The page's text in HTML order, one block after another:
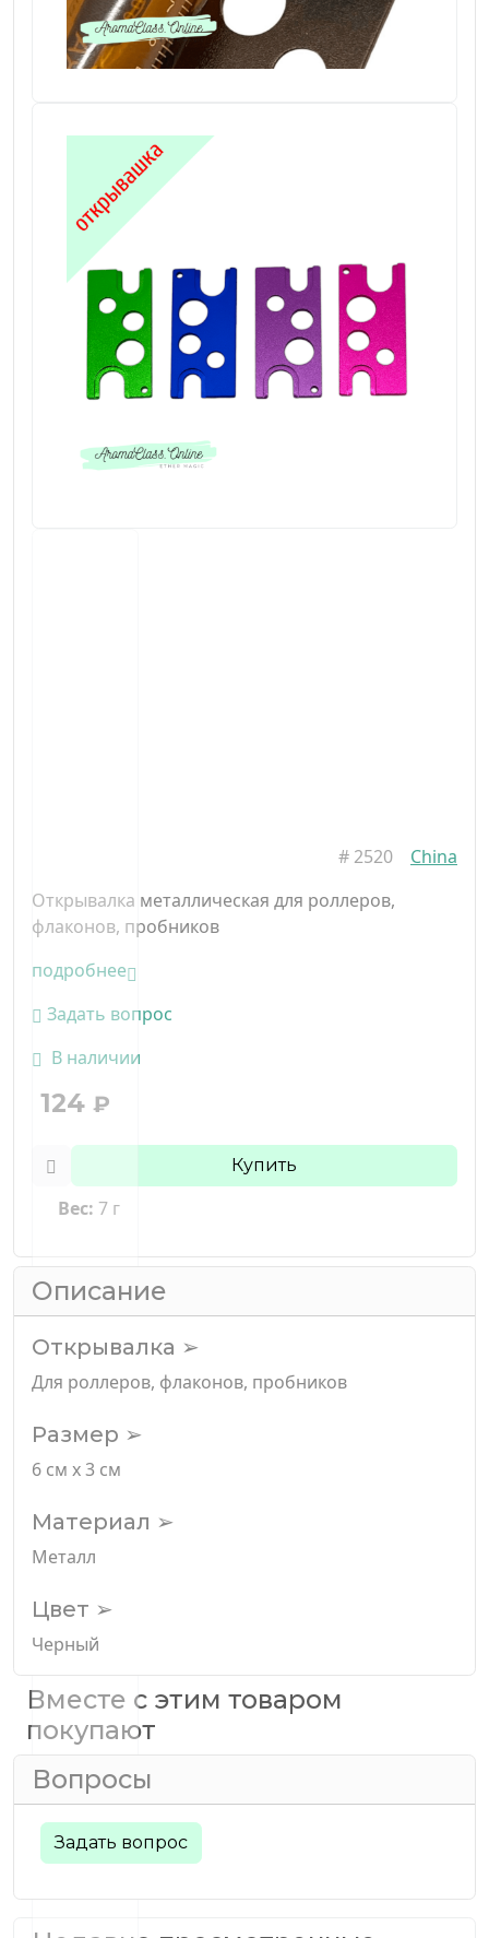
# 2520
China
Открывалка металлическая для роллеров,
флаконов, пробников
подробнее
Задать вопрос
В наличии
124 ₽
Купить
Вес: 7 г
Описание
Открывалка ➢
Для роллеров, флаконов, пробников
Размер ➢
6 см х 3 см
Материал ➢
Металл
Цвет ➢
Черный
Вместе с этим товаром
покупают
Вопросы
Задать вопрос